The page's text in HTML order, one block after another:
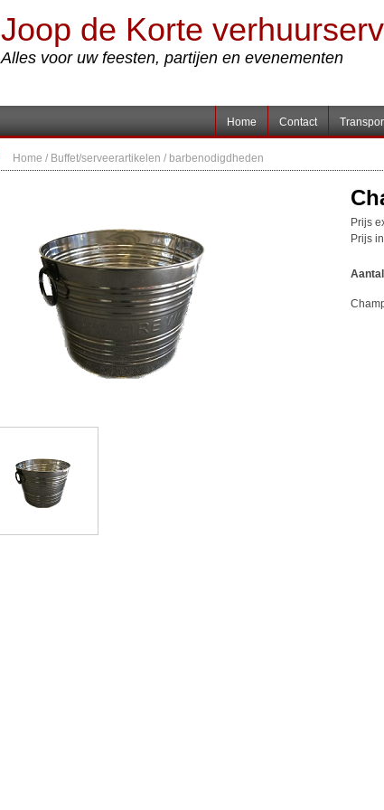
Joop de Korte
Alles voor uw feesten, partijen en evenementen
Home Contact
Home / Buffet/serveerartikelen / barbenodigdheden
Prijs
Prijs
Aantal